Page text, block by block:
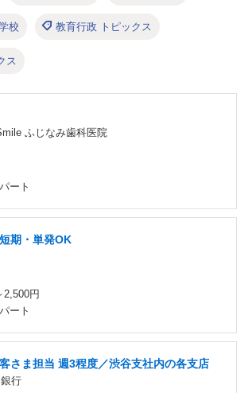
校 教育行政 トピックス
ス
ふじなみ歯科医院
ート
期・単発OK
2,500円
ート
さま担当 週3程度／渋谷支社内の各支店
行